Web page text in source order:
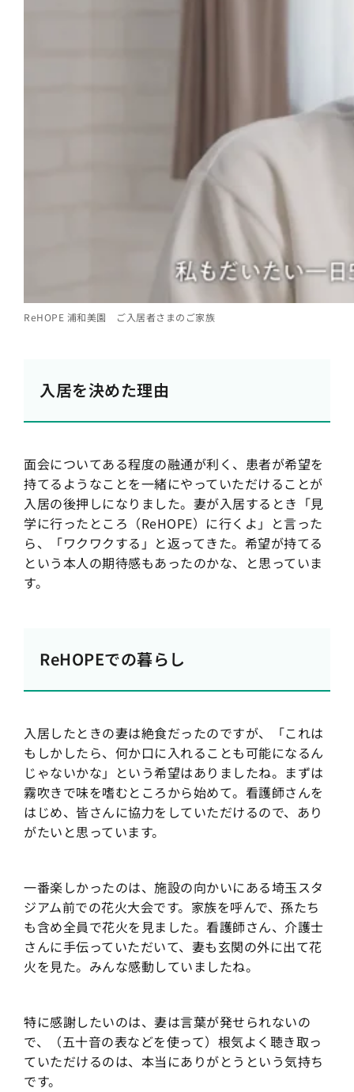
ReHOPE 浦和美園 ご入居者さまのご家族
入居を決めた理由
面会についてある程度の融通が利く、患者が希望を
持てるようなことを一緒にやっていただけることが
入居の後押しになりました。妻が入居するとき「見
学に行ったところ（ReHOPE）に行くよ」と言った
ら、「ワクワクする」と返ってきた。希望が持てる
という本人の期待感もあったのかな、と思っていま
す。
ReHOPEでの暮らし
入居したときの妻は絶食だったのですが、「これは
もしかしたら、何か口に入れることも可能になるん
じゃないかな」という希望はありましたね。まずは
霧吹きで味を嗜むところから始めて。看護師さんを
はじめ、皆さんに協力をしていただけるので、あり
がたいと思っています。
一番楽しかったのは、施設の向かいにある埼玉スタ
ジアム前での花火大会です。家族を呼んで、孫たち
も含め全員で花火を見ました。看護師さん、介護士
さんに手伝っていただいて、妻も玄関の外に出て花
火を見た。みんな感動していましたね。
特に感謝したいのは、妻は言葉が発せられないの
で、（五十音の表などを使って）根気よく聴き取っ
ていただけるのは、本当にありがとうという気持ち
です。